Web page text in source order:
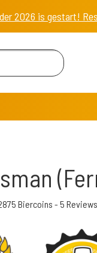
2026 is gestart!
Biercoins - 5 Reviews